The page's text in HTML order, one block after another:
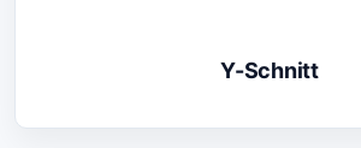
Y-Schnitt